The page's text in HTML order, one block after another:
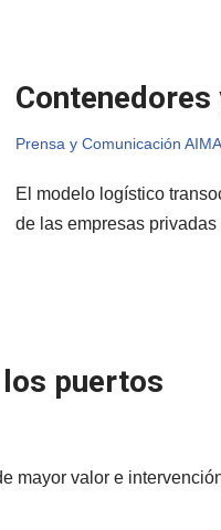
Prensa y Comunicación
El modelo logístico
de las empresas
puertos
mayor valor e